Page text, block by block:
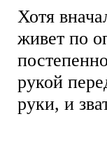
Хотя
живет по
рукой
руки, и